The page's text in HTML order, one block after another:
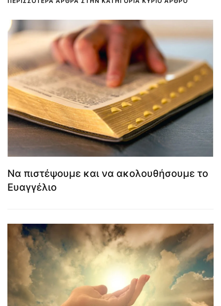
Να πιστέψουμε και να ακολουθήσουμε το
Ευαγγέλιο